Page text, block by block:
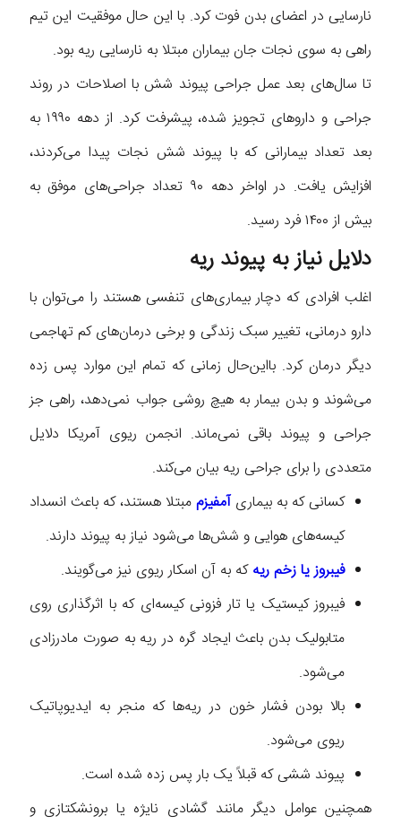
نارسایی در اعضای بدن فوت کرد. با این حال موفقیت این تیم
راهی به سوی نجات جان بیماران مبتلا به نارسایی ریه بود.
تا سال‌های بعد عمل جراحی پیوند شش با اصلاحات در روند
جراحی و داروهای تجویز شده، پیشرفت کرد. از دهه ۱۹۹۰ به
بعد تعداد بیمارانی که با پیوند شش نجات پیدا می‌کردند،
افزایش یافت. در اواخر دهه ۹۰ تعداد جراحی‌های موفق به
بیش از ۱۴۰۰ فرد رسید.
دلایل نیاز به پیوند ریه
اغلب افرادی که دچار بیماری‌های تنفسی هستند را می‌توان با
دارو درمانی، تغییر سبک زندگی و برخی درمان‌های کم تهاجمی
دیگر درمان کرد. با‌این‌حال زمانی که تمام این موارد پس زده
می‌شوند و بدن بیمار به هیچ روشی جواب نمی‌دهد، راهی جز
جراحی و پیوند باقی نمی‌ماند. انجمن ریوی آمریکا دلایل
متعددی را برای جراحی ریه بیان می‌کند.
کسانی که به بیماریآمفیزممبتلا هستند، که باعث انسداد
کیسه‌های هوایی و شش‌ها می‌شود نیاز به پیوند دارند.
فیبروز یا زخم ریهکه به آن اسکار ریوی نیز می‌گویند.
فیبروز کیستیک یا تار فزونی کیسه‌ای که با اثرگذاری روی
متابولیک بدن باعث ایجاد گره در ریه به صورت مادرزادی
می‌شود.
بالا بودن فشار خون در ریه‌ها که منجر به ایدیوپاتیک
ریوی می‌شود.
پیوند ششی که قبلاً یک بار پس زده شده است.
همچنین عوامل دیگر مانند گشادی نایژه یا برونشکتازی و